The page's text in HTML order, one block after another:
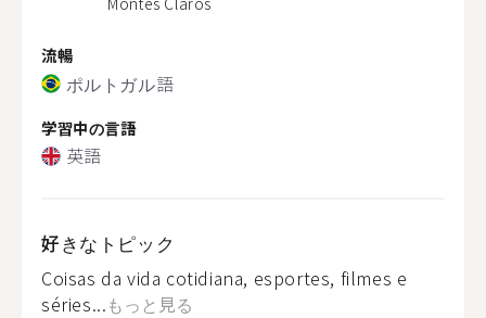
流暢
ポルトガル語
学習中の言語
英語
好きなトピック
Coisas da vida cotidiana, esportes, filmes e
séries...もっと見る